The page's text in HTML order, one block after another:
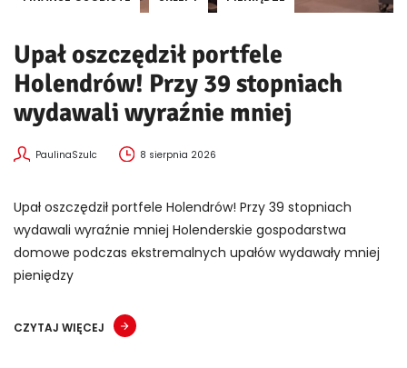
Upał oszczędził portfele
Holendrów! Przy 39 stopniach
wydawali wyraźnie mniej
PaulinaSzulc 8 sierpnia 2026
Upał oszczędził portfele Holendrów! Przy 39 stopniach
wydawali wyraźnie mniej Holenderskie gospodarstwa
domowe podczas ekstremalnych upałów wydawały mniej
pieniędzy
CZYTAJ WIĘCEJ